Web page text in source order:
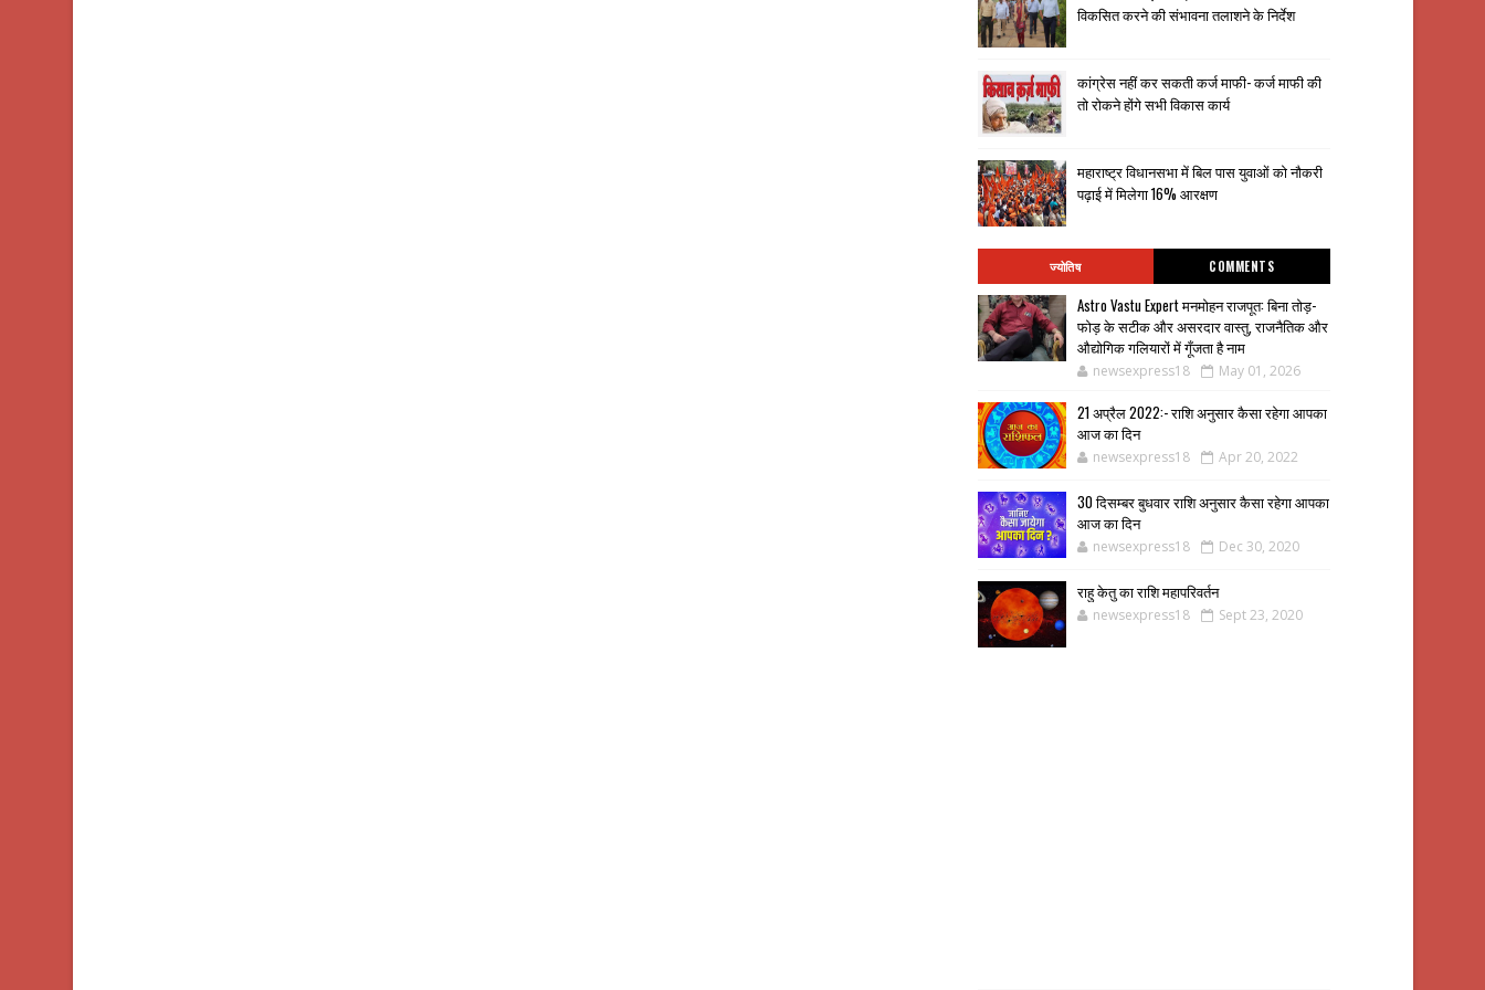
विकसित करने की संभावना तलाशने के निर्देश
कांग्रेस नहीं कर सकती कर्ज माफी- कर्ज माफी की
तो रोकने होंगे सभी विकास कार्य
महाराष्ट्र विधानसभा में बिल पास युवाओं को नौकरी
पढ़ाई में मिलेगा 16% आरक्षण
ज्योतिष COMMENTS
Astro Vastu Expert मनमोहन राजपूत: बिना तोड़-
फोड़ के सटीक और असरदार वास्तु, राजनैतिक और
औद्योगिक गलियारों में गूँजता है नाम
newsexpress18 May 01, 2026
21 अप्रैल 2022:- राशि अनुसार कैसा रहेगा आपका
आज का दिन
newsexpress18 Apr 20, 2022
30 दिसम्बर बुधवार राशि अनुसार कैसा रहेगा आपका
आज का दिन
newsexpress18 Dec 30, 2020
राहु केतु का राशि महापरिवर्तन
newsexpress18 Sept 23, 2020